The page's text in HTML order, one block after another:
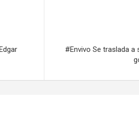
#Envivo Se traslada a